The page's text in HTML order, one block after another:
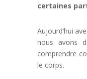
certaines
Aujourd’hui
nous avons
comprendre
le corps.